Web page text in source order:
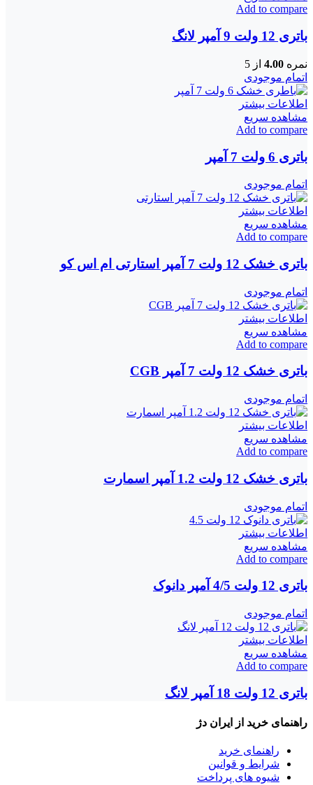
Add to compare
باتری 12 ولت 9 آمپر لانگ
نمره 4.00 از 5
اتمام موجودی
اطلاعات بیشتر
مشاهده سریع
Add to compare
باتری 6 ولت 7 آمپر
اتمام موجودی
اطلاعات بیشتر
مشاهده سریع
Add to compare
باتری خشک 12 ولت 7 آمپر استارتی ام اس کو
اتمام موجودی
اطلاعات بیشتر
مشاهده سریع
Add to compare
باتری خشک 12 ولت 7 آمپر CGB
اتمام موجودی
اطلاعات بیشتر
مشاهده سریع
Add to compare
باتری خشک 12 ولت 1.2 آمپر اسمارت
اتمام موجودی
اطلاعات بیشتر
مشاهده سریع
Add to compare
باتری 12 ولت 4/5 آمپر دانوک
اتمام موجودی
اطلاعات بیشتر
مشاهده سریع
Add to compare
باتری 12 ولت 18 آمپر لانگ
راهنمای خرید از ایران دژ
راهنمای خرید
شرایط و قوانین
شیوه های پرداخت